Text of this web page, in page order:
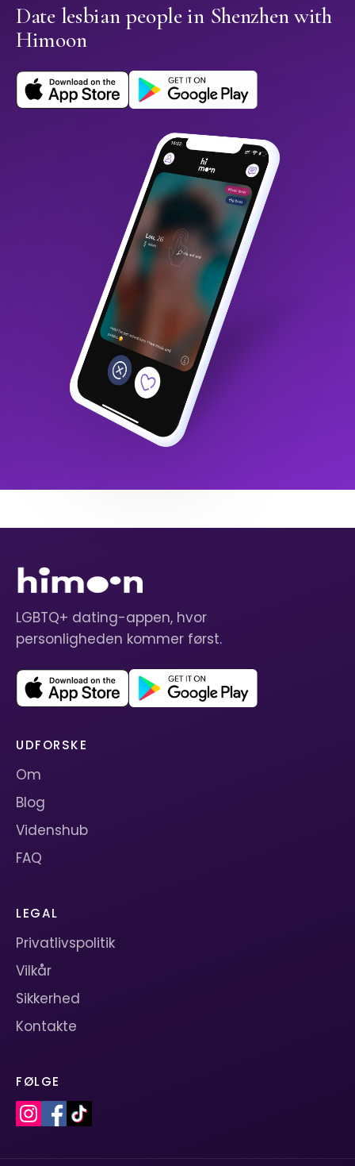
Date lesbian people in Shenzhen with
Himoon
LGBTQ+ dating-appen, hvor
personligheden kommer først.
UDFORSKE
Om
Blog
Videnshub
FAQ
LEGAL
Privatlivspolitik
Vilkår
Sikkerhed
Kontakte
FØLGE